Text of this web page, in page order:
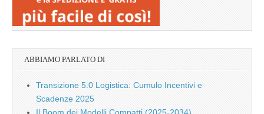
ABBIAMO PARLATO DI
Transizione 5.0 Logistica: Cumulo Incentivi e
Scadenze 2025
Il Boom dei Modelli Compatti (2025-2034)